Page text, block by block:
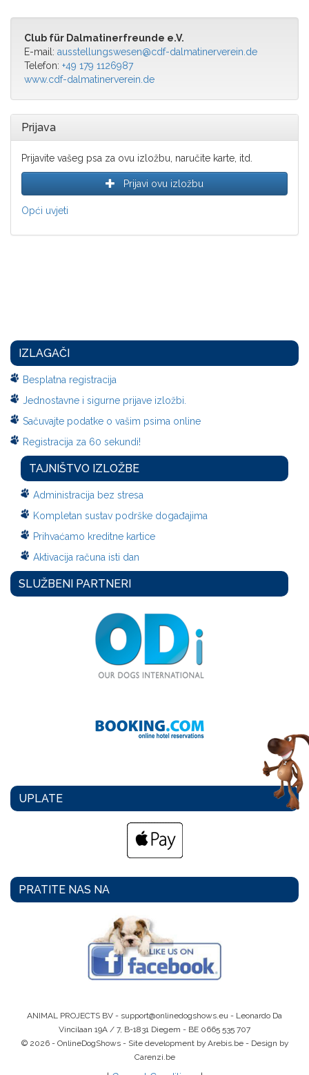
Club für Dalmatinerfreunde e.V.
E-mail: ausstellungswesen@cdf-dalmatinerverein.de
Telefon: +49 179 1126987
www.cdf-dalmatinerverein.de
Prijava
Prijavite vašeg psa za ovu izložbu, naručite karte, itd.
Prijavi ovu izložbu
Opći uvjeti
IZLAGAČI
Besplatna registracija
Jednostavne i sigurne prijave izložbi.
Sačuvajte podatke o vašim psima online
Registracija za 60 sekundi!
TAJNIŠTVO IZLOŽBE
Administracija bez stresa
Kompletan sustav podrške događajima
Prihvaćamo kreditne kartice
Aktivacija računa isti dan
SLUŽBENI PARTNERI
UPLATE
PRATITE NAS NA
ANIMAL PROJECTS BV - support@onlinedogshows.eu - Leonardo Da
Vincilaan 19A / 7, B-1831 Diegem - BE 0665 535 707
© 2026 - OnlineDogShows - Site development by Arebis.be - Design by
Carenzi.be